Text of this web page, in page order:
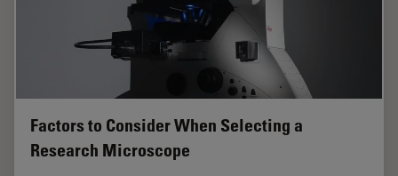
Factors to Consider When Selecting a
Research Microscope